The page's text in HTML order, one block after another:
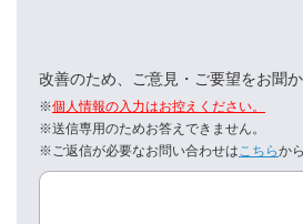
改善のため、ご意見・ご要望をお聞か
※個人情報の入力はお控えください。
※送信専用のためお答えできません。
※ご返信が必要なお問い合わせはこちらか